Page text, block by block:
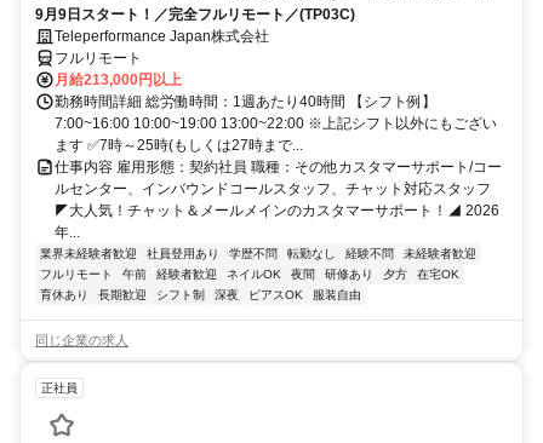
9月9日スタート！／完全フルリモート／(TP03C)
Teleperformance Japan株式会社
フルリモート
月給213,000円以上
勤務時間詳細 総労働時間：1週あたり40時間 【シフト例】
7:00~16:00 10:00~19:00 13:00~22:00 ※上記シフト以外にもござい
ます ✅7時～25時(もしくは27時まで...
仕事内容 雇用形態：契約社員 職種：その他カスタマーサポート/コー
ルセンター、インバウンドコールスタッフ、チャット対応スタッフ
◤大人気！チャット＆メールメインのカスタマーサポート！◢ 2026
年...
業界未経験者歓迎 社員登用あり 学歴不問 転勤なし 経験不問
未経験者歓迎
フルリモート
午前 経験者歓迎 ネイルOK 夜間 研修あり 夕方
在宅OK
育休あり
長期歓迎 シフト制 深夜 ピアスOK 服装自由
同じ企業の求人
正社員